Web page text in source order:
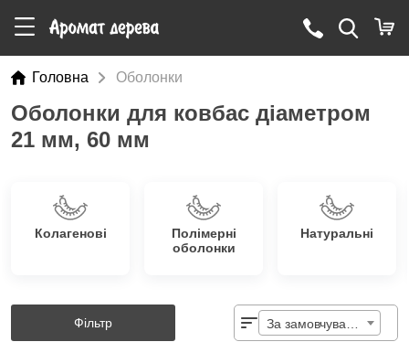
Головна Оболонки
Оболонки для ковбас діаметром
21 мм, 60 мм
Колагенові
Полімерні
оболонки
Натуральні
Фільтр